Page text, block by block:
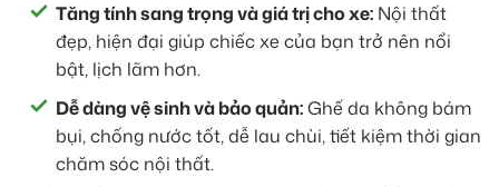
Tăng tính sang trọng và giá trị cho xe: Nội thất
đẹp, hiện đại giúp chiếc xe của bạn trở nên nổi
bật, lịch lãm hơn.
Dễ dàng vệ sinh và bảo quản:Ghế da không bám
bụi, chống nước tốt, dễ lau chùi, tiết kiệm thời gian
chăm sóc nội thất.